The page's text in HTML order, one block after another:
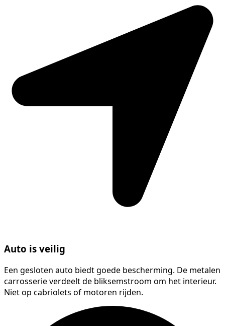
Auto is veilig
Een gesloten auto biedt goede bescherming. De metalen
carrosserie verdeelt de bliksemstroom om het interieur.
Niet op cabriolets of motoren rijden.